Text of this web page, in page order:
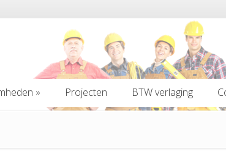
»
Projecten
BTW verlaging